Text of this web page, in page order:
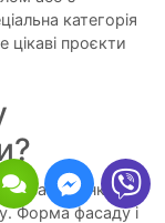
категорія
проєкти
будинку є
Форма фасаду і